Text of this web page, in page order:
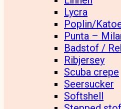
Lycra
Poplin/
Punta –
Badstof /
Ribjersey
Scuba crepe
Seersucker
Softshell